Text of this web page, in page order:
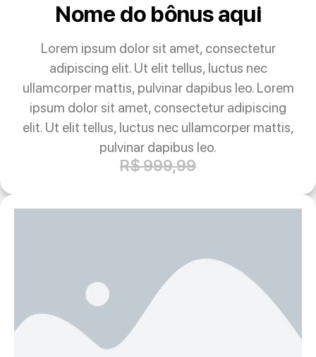
Nome do bônus aqui
Lorem ipsum dolor sit amet, consectetur
adipiscing elit. Ut elit tellus, luctus nec
ullamcorper mattis, pulvinar dapibus leo. Lorem
ipsum dolor sit amet, consectetur adipiscing
elit. Ut elit tellus, luctus nec ullamcorper mattis,
pulvinar dapibus leo.
R$ 999,99